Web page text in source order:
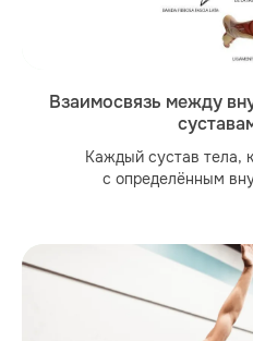
Взаимосвязь между
Каждый сустав тела,
с определённым